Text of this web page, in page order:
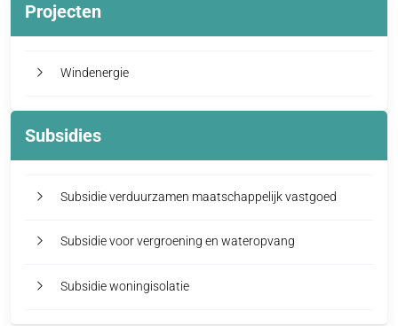
Projecten
Windenergie
Subsidies
Subsidie verduurzamen maatschappelijk vastgoed
Subsidie voor vergroening en wateropvang
Subsidie woningisolatie